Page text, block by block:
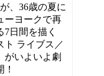
、36歳の夏に
ーヨークで再
7日間を描く
ト ライブス／
がいよいよ劇
！